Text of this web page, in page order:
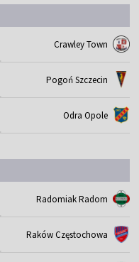
Crawley Town
Pogoń Szczecin
Odra Opole
Radomiak Radom
Raków Częstochowa